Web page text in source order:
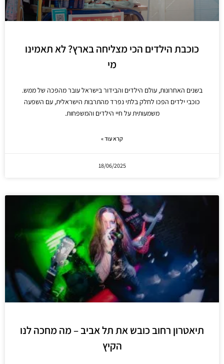
כוכבת הילדים הכי מצליחה בארץ? לא תאמינו
מי
בשנים האחרונות, עולם הילדים והבידור בישראל עובר מהפכה של ממש.
כוכבי ילדים הפכו לחלק בלתי נפרד מהתרבות הישראלית, עם השפעה
משמעותית על חיי הילדים והמשפחות.
קרא עוד »
18/06/2025
תיאטרון רחוב כובש את תל אביב – מה מחכה לנו
הקיץ